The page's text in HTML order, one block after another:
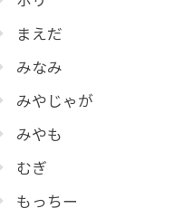
まえだ
みなみ
みやじゃが
みやも
むぎ
もっちー